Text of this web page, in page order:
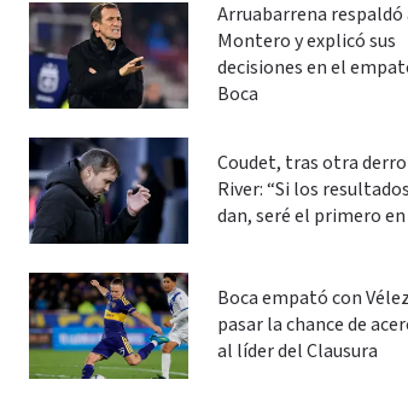
Arruabarrena respaldó
Montero y explicó sus
decisiones en el
Boca
Coudet, tras otra
River: “Si los
dan, seré el primero
Boca empató con
pasar la chance de
al líder del Clausura